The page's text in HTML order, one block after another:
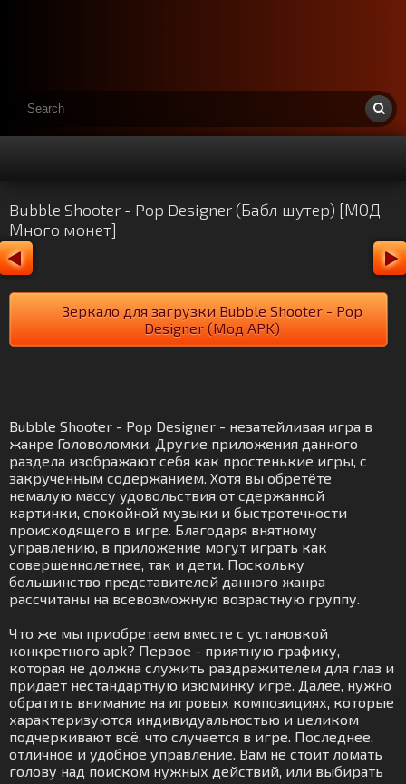
Bubble Shooter - Pop Designer (Бабл шутер) [МОД
Много монет]
Зеркало для загрузки Bubble Shooter - Pop
Designer (Мод APK)
Bubble Shooter - Pop Designer - незатейливая игра в
жанре Головоломки. Другие приложения данного
раздела изображают себя как простенькие игры, с
закрученным содержанием. Хотя вы обретёте
немалую массу удовольствия от сдержанной
картинки, спокойной музыки и быстротечности
происходящего в игре. Благодаря внятному
управлению, в приложение могут играть как
совершеннолетнее, так и дети. Поскольку
большинство представителей данного жанра
рассчитаны на всевозможную возрастную группу.
Что же мы приобретаем вместе с установкой
конкретного apk? Первое - приятную графику,
которая не должна служить раздражителем для глаз и
придает нестандартную изюминку игре. Далее, нужно
обратить внимание на игровых композициях, которые
характеризуются индивидуальностью и целиком
подчеркивают всё, что случается в игре. Последнее,
отличное и удобное управление. Вам не стоит ломать
голову над поиском нужных действий, или выбирать